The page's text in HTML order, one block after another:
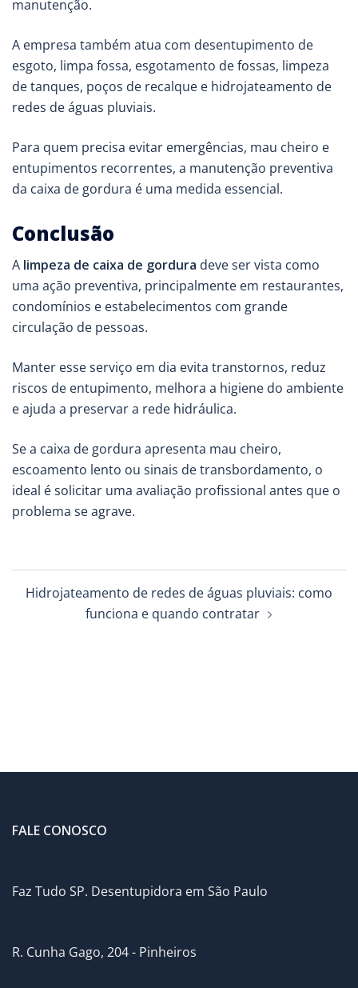
manutenção.
A empresa também atua com desentupimento de
esgoto, limpa fossa, esgotamento de fossas, limpeza
de tanques, poços de recalque e hidrojateamento de
redes de águas pluviais.
Para quem precisa evitar emergências, mau cheiro e
entupimentos recorrentes, a manutenção preventiva
da caixa de gordura é uma medida essencial.
Conclusão
A limpeza de caixa de gordura deve ser vista como
uma ação preventiva, principalmente em restaurantes,
condomínios e estabelecimentos com grande
circulação de pessoas.
Manter esse serviço em dia evita transtornos, reduz
riscos de entupimento, melhora a higiene do ambiente
e ajuda a preservar a rede hidráulica.
Se a caixa de gordura apresenta mau cheiro,
escoamento lento ou sinais de transbordamento, o
ideal é solicitar uma avaliação profissional antes que o
problema se agrave.
Navegação
de
Hidrojateamento de redes de águas pluviais: como
funciona e quando contratar
FALE CONOSCO
Faz Tudo SP. Desentupidora em São Paulo
R. Cunha Gago, 204 - Pinheiros